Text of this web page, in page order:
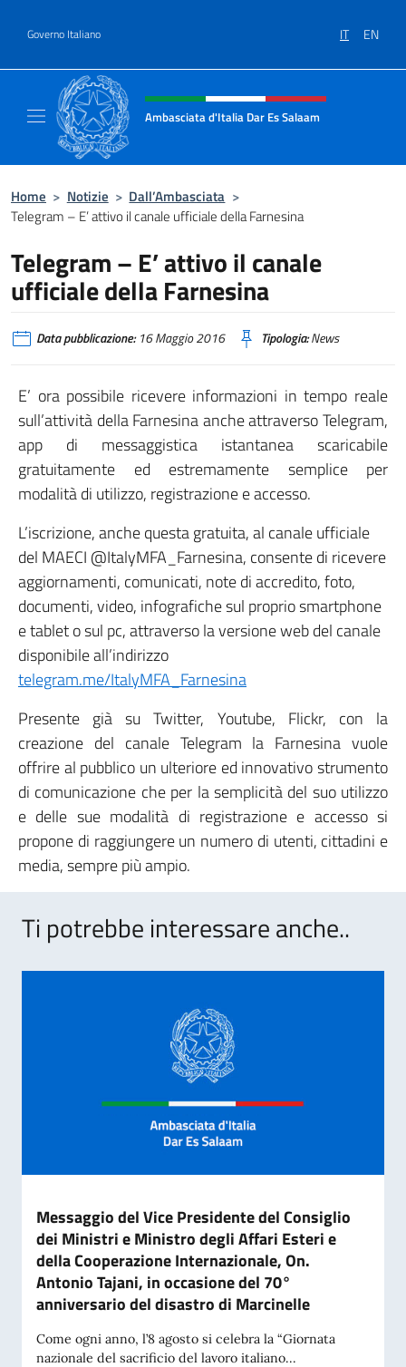
Governo Italiano IT EN
Intestazione sito, social e menù
Ambasciata d'Italia Dar Es Salaam
Home > Notizie > Dall’Ambasciata >
Telegram – E’ attivo il canale ufficiale della Farnesina
Telegram – E’ attivo il canale
ufficiale della Farnesina
Data pubblicazione:16 Maggio 2016 Tipologia:News
E’ ora possibile ricevere informazioni in tempo reale
sull’attività della Farnesina anche attraverso Telegram,
app di messaggistica istantanea scaricabile
gratuitamente ed estremamente semplice per
modalità di utilizzo, registrazione e accesso.
L’iscrizione, anche questa gratuita, al canale ufficiale
del MAECI @ItalyMFA_Farnesina, consente di ricevere
aggiornamenti, comunicati, note di accredito, foto,
documenti, video, infografiche sul proprio smartphone
e tablet o sul pc, attraverso la versione web del canale
disponibile all’indirizzo
telegram.me/ItalyMFA_Farnesina
Presente già su Twitter, Youtube, Flickr, con la
creazione del canale Telegram la Farnesina vuole
offrire al pubblico un ulteriore ed innovativo strumento
di comunicazione che per la semplicità del suo utilizzo
e delle sue modalità di registrazione e accesso si
propone di raggiungere un numero di utenti, cittadini e
media, sempre più ampio.
Ti potrebbe interessare anche..
Messaggio del Vice Presidente del Consiglio
dei Ministri e Ministro degli Affari Esteri e
della Cooperazione Internazionale, On.
Antonio Tajani, in occasione del 70°
anniversario del disastro di Marcinelle
Come ogni anno, l’8 agosto si celebra la “Giornata
nazionale del sacrificio del lavoro italiano...